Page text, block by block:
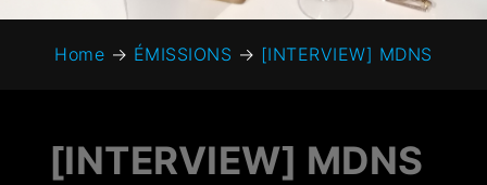
Home → ÉMISSIONS → [INTERVIEW] MDNS
[INTERVIEW] MDNS